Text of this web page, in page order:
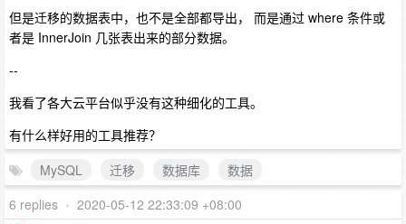
但是迁移的数据表中，也不是全部都导出， 而是通过 where 条件或
者是 InnerJoin 几张表出来的部分数据。
--
我看了各大云平台似乎没有这种细化的工具。
有什么样好用的工具推荐？
MySQL
迁移 数据库
数据
6 replies • 2020-05-12 22:33:09 +08:00